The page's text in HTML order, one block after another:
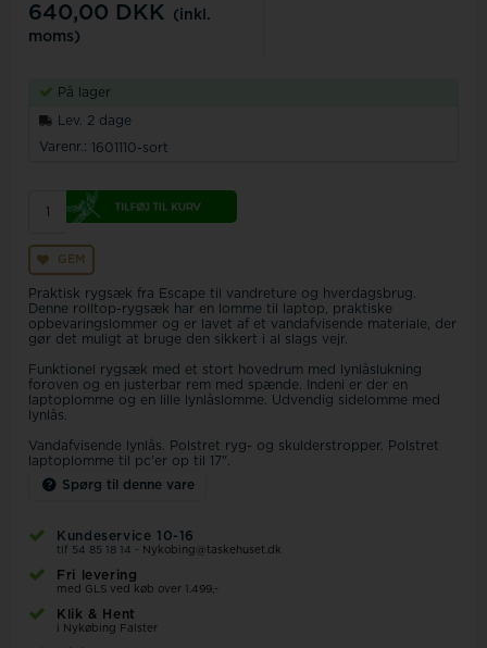
640,00 DKK
(inkl.
moms)
På lager
Lev. 2 dage
Varenr.:
1601110-sort
GEM
Praktisk rygsæk fra Escape til vandreture og hverdagsbrug.
Denne rolltop-rygsæk har en lomme til laptop, praktiske
opbevaringslommer og er lavet af et vandafvisende materiale, der
gør det muligt at bruge den sikkert i al slags vejr.
Funktionel rygsæk med et stort hovedrum med lynlåslukning
foroven og en justerbar rem med spænde. Indeni er der en
laptoplomme og en lille lynlåslomme. Udvendig sidelomme med
lynlås.
Vandafvisende lynlås. Polstret ryg- og skulderstropper. Polstret
laptoplomme til pc'er op til 17".
Spørg til denne vare
Kundeservice 10-16
tlf 54 85 18 14 - Nykobing@taskehuset.dk
Fri levering
med GLS ved køb over 1.499,-
Klik & Hent
i Nykøbing Falster